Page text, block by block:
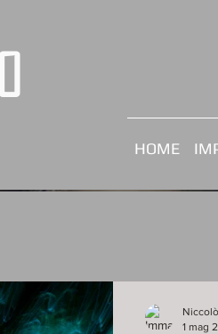
HOME
1 mag